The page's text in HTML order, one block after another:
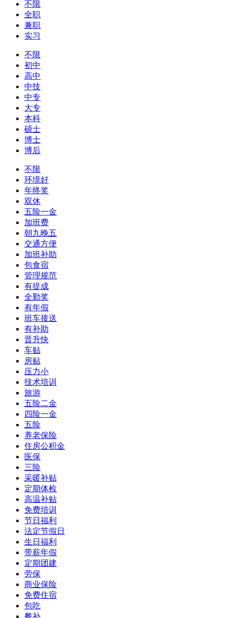
不限
全职
兼职
实习
不限
初中
高中
中技
中专
大专
本科
硕士
博士
博后
不限
环境好
年终奖
双休
五险一金
加班费
朝九晚五
交通方便
加班补助
包食宿
管理规范
有提成
全勤奖
有年假
班车接送
有补助
晋升快
车贴
房贴
压力小
技术培训
旅游
五险二金
四险一金
五险
养老保险
住房公积金
医保
三险
采暖补贴
定期体检
高温补贴
免费培训
节日福利
法定节假日
生日福利
带薪年假
定期团建
劳保
商业保险
免费住宿
包吃
餐补